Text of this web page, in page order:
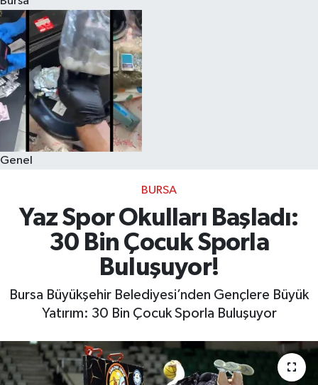
Genel
BURSA
Yaz Spor Okulları Başladı:
30 Bin Çocuk Sporla
Buluşuyor!
Bursa Büyükşehir Belediyesi’nden Gençlere Büyük
Yatırım: 30 Bin Çocuk Sporla Buluşuyor
Eğitim
Sağlık
Dünya
Magazin
Kültür & Sanat
Teknoloji
Genel
Bilim, Teknoloji